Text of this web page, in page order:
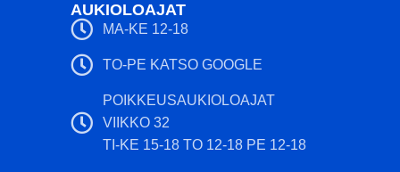
AUKIOLOAJAT
MA-KE 12-18
TO-PE KATSO GOOGLE
POIKKEUSAUKIOLOAJAT
VIIKKO 32
TI-KE 15-18 TO 12-18 PE 12-18